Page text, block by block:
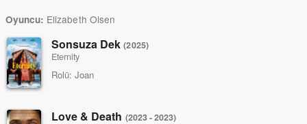
Oyuncu: Elizabeth Olsen
Sonsuza Dek(2025)
Eternity
Rolü: Joan
Love & Death (2023 - 2023)